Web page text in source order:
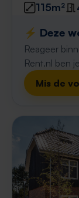
115m²
⚡️ Deze
Reageer
Rent.nl ben
Mis de